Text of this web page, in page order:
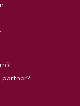
partner?